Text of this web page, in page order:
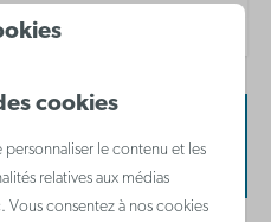
congélateur
cookies
le contenu et les
relatives aux médias
Vous consentez à nos cookies